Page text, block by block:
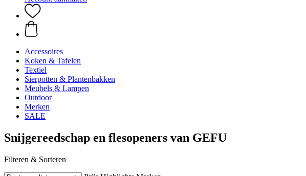
Accessoires
Koken & Tafelen
Textiel
Sierpotten & Plantenbakken
Meubels & Lampen
Outdoor
Merken
SALE
Snijgereedschap en flesopeners van GEFU
Filteren & Sorteren